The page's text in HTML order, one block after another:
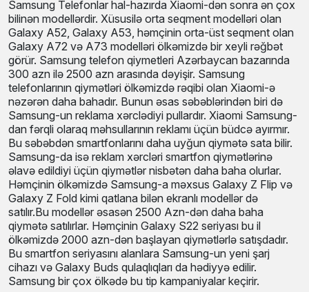
Samsung Telefonlar hal-hazırda Xiaomi-dən sonra ən çox
bilinən modellərdir. Xüsusilə orta seqment modelləri olan
Galaxy A52, Galaxy A53, həmçinin orta-üst seqment olan
Galaxy A72 və A73 modelləri ölkəmizdə bir xeyli rəğbət
görür. Samsung telefon qiymetleri Azərbaycan bazarında
300 azn ilə 2500 azn arasında dəyişir. Samsung
telefonlarının qiymətləri ölkəmizdə rəqibi olan Xiaomi-ə
nəzərən daha bahadır. Bunun əsas səbəblərindən biri də
Samsung-un reklama xərclədiyi pullardır. Xiaomi Samsung-
dan fərqli olaraq məhsullarının reklamı üçün büdcə ayırmır.
Bu səbəbdən smartfonlarını daha uyğun qiymətə sata bilir.
Samsung-da isə reklam xərcləri smartfon qiymətlərinə
əlavə edildiyi üçün qiymətlər nisbətən daha baha olurlar.
Həmçinin ölkəmizdə Samsung-a məxsus Galaxy Z Flip və
Galaxy Z Fold kimi qatlana bilən ekranlı modellər də
satılır.Bu modellər əsasən 2500 Azn-dən daha baha
qiymətə satılırlar. Həmçinin Galaxy S22 seriyası bu il
ölkəmizdə 2000 azn-dən başlayan qiymətlərlə satışdadır.
Bu smartfon seriyasını alanlara Samsung-un yeni şarj
cihazı və Galaxy Buds qulaqlıqları da hədiyyə edilir.
Samsung bir çox ölkədə bu tip kampaniyalar keçirir.